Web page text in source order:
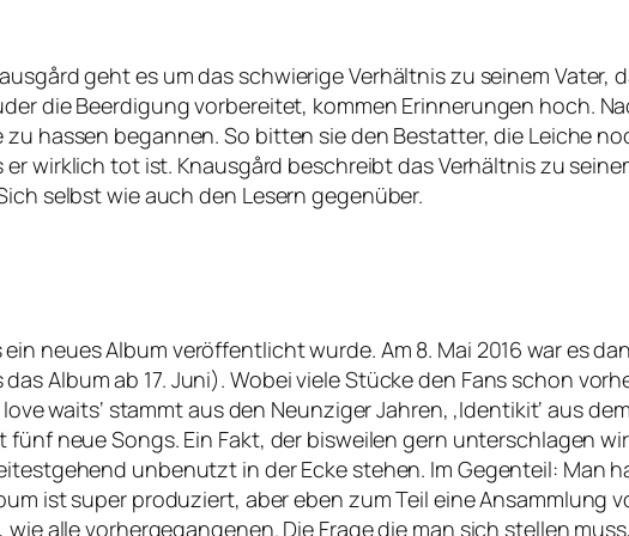
geht es um das schwierige Verhältnis zu seinem
die Beerdigung vorbereitet, kommen Erinnerungen hoch.
hassen begannen. So bitten sie den Bestatter, die Leiche
wirklich tot ist. Knausgård beschreibt das Verhältnis zu
selbst wie auch den Lesern gegenüber.
neues Album veröffentlicht wurde. Am 8. Mai 2016 war es
Album ab 17. Juni). Wobei viele Stücke den Fans schon
waits‘ stammt aus den Neunziger Jahren, ‚Identikit‘ aus
neue Songs. Ein Fakt, der bisweilen gern unterschlagen
unbenutzt in der Ecke stehen. Im Gegenteil: Man
ist super produziert, aber eben zum Teil eine Ansammlung
alle vorhergegangenen. Die Frage die man sich stellen